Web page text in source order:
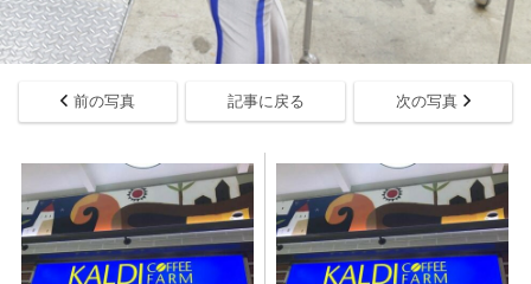
前の写真 記事に戻る 次の写真